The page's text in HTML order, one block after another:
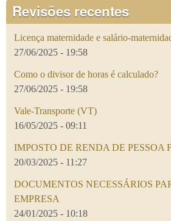
Revisões recentes
Licença maternidade e salário-
27/06/2025 - 19:58
Como o divisor de horas é calculado?
27/06/2025 - 19:58
Vale-Transporte (VT)
16/05/2025 - 09:11
IMPOSTO DE RENDA DE PESSOA
20/03/2025 - 11:27
DOCUMENTOS NECESSÁRIOS
EMPRESA
24/01/2025 - 10:18